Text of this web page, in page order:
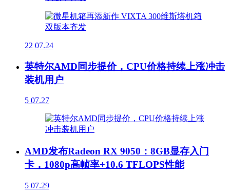
22 07.24
英特尔AMD同步提价，CPU价格持续上涨冲击
装机用户
5 07.27
AMD发布Radeon RX 9050：8GB显存入门
卡，1080p高帧率+10.6 TFLOPS性能
5 07.29